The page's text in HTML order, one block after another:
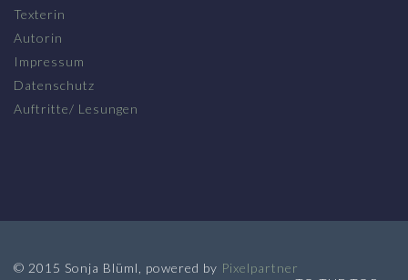
Texterin
Autorin
Impressum
Datenschutz
Auftritte/ Lesungen
© 2015 Sonja Blüml, powered by Pixelpartner